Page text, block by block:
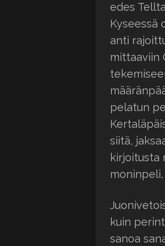
edes
Kyseessä
anti
mittaaviin
pelatun
siitä,
kirjoitusta
kuin
sanoa